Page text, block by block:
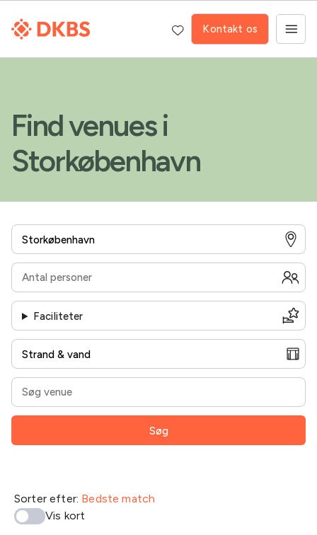
Kontakt os
Find venues i
Storkøbenhavn
Faciliteter
Søg
Sorter efter: Bedste match
Vis kort